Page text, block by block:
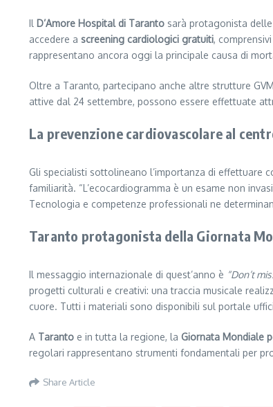
Il D’Amore Hospital di Taranto sarà protagonista
accedere a screening cardiologici gratuiti,
rappresentano ancora oggi la principale causa di
Oltre a Taranto, partecipano anche altre strutture
attive dal 24 settembre, possono essere effettuate
La prevenzione cardiovascolare al
Gli specialisti sottolineano l’importanza di effettuare
familiarità. “L’ecocardiogramma è un esame non
Tecnologia e competenze professionali ne
Taranto protagonista della Giornata
Il messaggio internazionale di quest’anno è “Don’t
progetti culturali e creativi: una traccia musicale
cuore. Tutti i materiali sono disponibili sul portale
A Taranto e in tutta la regione, la Giornata Mondiale
regolari rappresentano strumenti fondamentali per
Share Article